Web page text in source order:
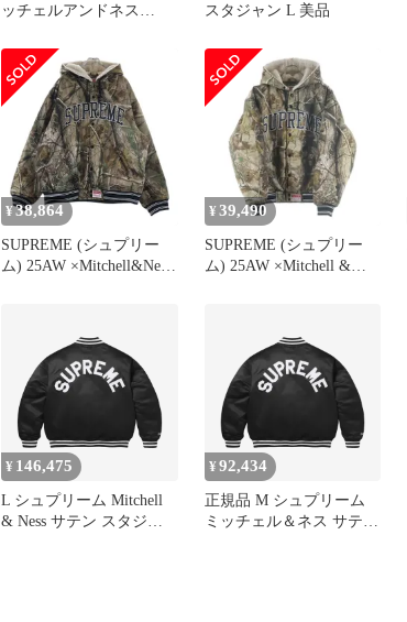
ッチェルアンドネス
Ness SEQUIN VARSITY
JACKET スパンコール バ
ーシティジャケット スタ
ジャン スタジアム ジャ
ンパー ブルゾン ロゴ 裏
地キルティング L
スタジャン L 美品
¥38,864
SUPREME (シュプリー
ム) 25AW ×Mitchell&Ness
ンドフーデッド サテンバ
ーシティジャケット カー
¥ 39,490
SUPREME (シュプリー
ム) 25AW ×Mitchell &
デッドサテンバーシティ
ージャケット ブラウン
¥ 146,475
L シュプリーム Mitchell
& Ness サテン スタジャ
¥92,434
正規品 M シュプリーム
ミッチェル＆ネス サテン